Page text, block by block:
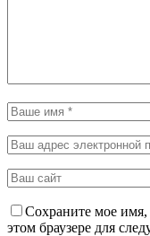
Сохраните мое имя,
этом браузере для